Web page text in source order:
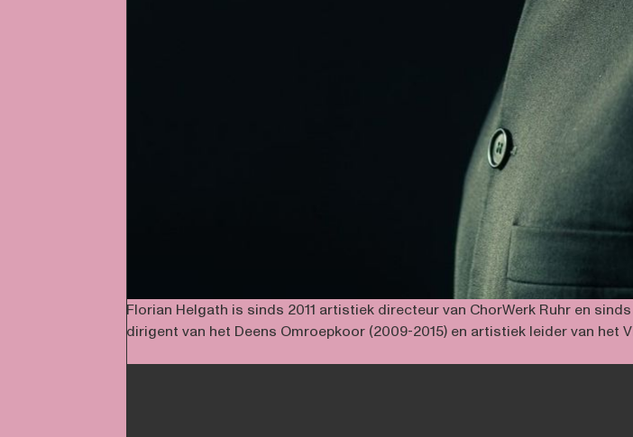
Florian Helgath is sinds 2011 artistiek directeur van ChorWerk Ruhr en
dirigent van het Deens Omroepkoor (2009-2015) en artistiek leider van het